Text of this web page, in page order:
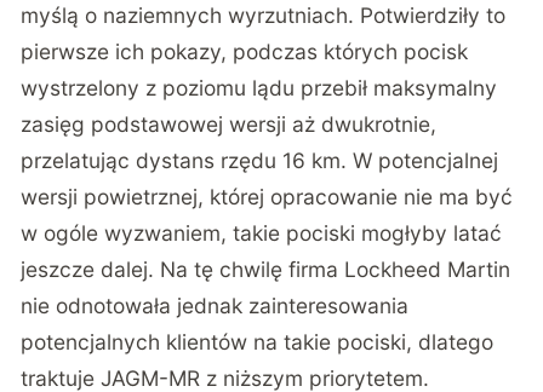
myślą o naziemnych wyrzutniach. Potwierdziły to
pierwsze ich pokazy, podczas których pocisk
wystrzelony z poziomu lądu przebił maksymalny
zasięg podstawowej wersji aż dwukrotnie,
przelatując dystans rzędu 16 km. W potencjalnej
wersji powietrznej, której opracowanie nie ma być
w ogóle wyzwaniem, takie pociski mogłyby latać
jeszcze dalej. Na tę chwilę firma Lockheed Martin
nie odnotowała jednak zainteresowania
potencjalnych klientów na takie pociski, dlatego
traktuje JAGM-MR z niższym priorytetem.